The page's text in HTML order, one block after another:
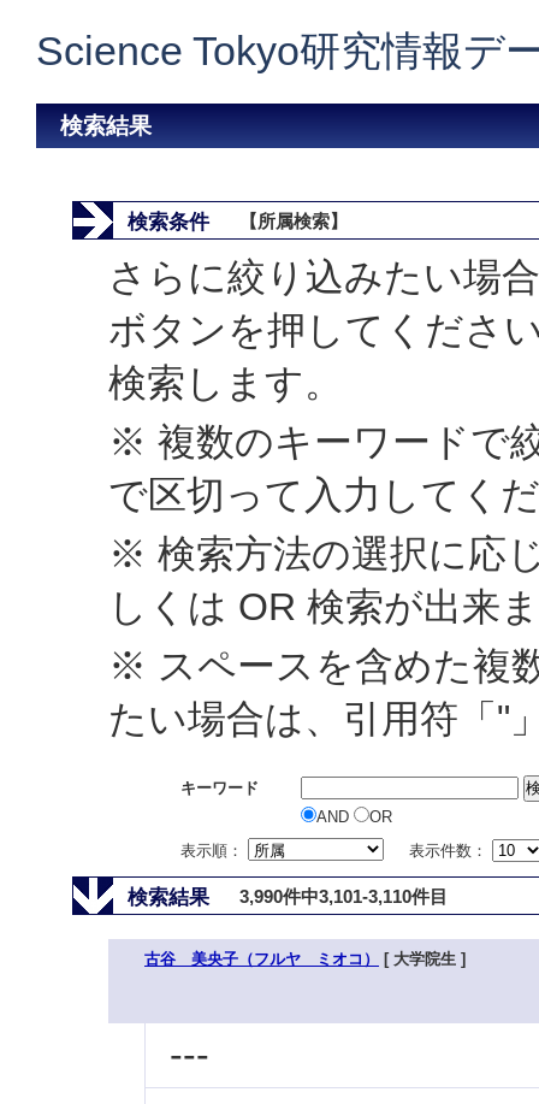
Science Tokyo研究情報デ
検索結果
検索条件 【所属検索】
さらに絞り込みたい場
ボタンを押してくださ
検索します。
※ 複数のキーワードで
で区切って入力してく
※ 検索方法の選択に応
しくは OR 検索が出来
※ スペースを含めた複
たい場合は、引用符「"
キーワード
AND
OR
表示順：
表示件数：
検索結果 3,990件中3,101-3,110件目
古谷 美央子（フルヤ ミオコ） [ 大学院生 ]
---